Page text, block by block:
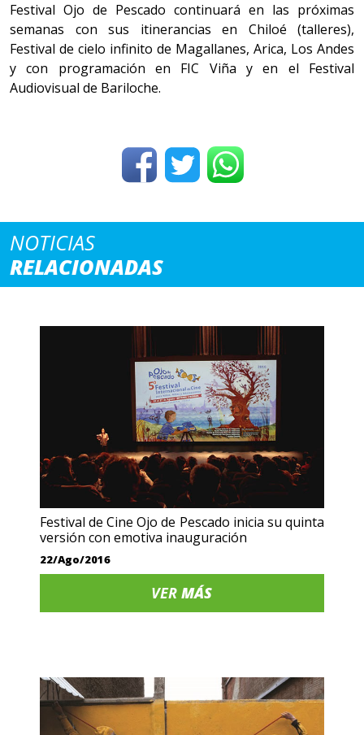
Festival Ojo de Pescado continuará en las próximas
semanas con sus itinerancias en Chiloé (talleres),
Festival de cielo infinito de Magallanes, Arica, Los Andes
y con programación en FIC Viña y en el Festival
Audiovisual de Bariloche.
NOTICIAS
RELACIONADAS
Festival de Cine Ojo de Pescado inicia su quinta
versión con emotiva inauguración
22/Ago/2016
VERMÁS